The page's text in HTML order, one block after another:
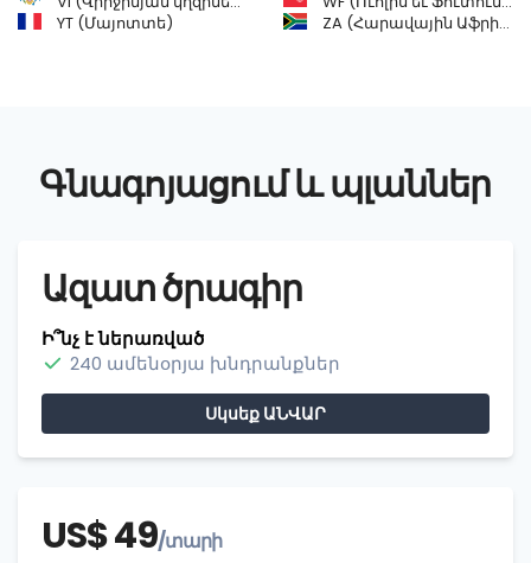
YT (Մայոտտե)
ZA (Հարավային Աֆրիկա)
Գնագոյացում և պլաններ
Ազատ ծրագիր
Ի՞նչ է ներառված
240 ամենօրյա խնդրանքներ
Սկսեք ԱՆՎԱՐ
US$ 49/տարի